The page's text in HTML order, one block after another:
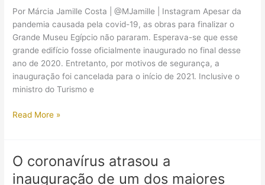
para
equipes
de
arqueologia
Por Márcia Jamille Costa | @MJamille | Instagram Apesar da
pandemia causada pela covid-19, as obras para finalizar o
Grande Museu Egípcio não pararam. Esperava-se que esse
grande edifício fosse oficialmente inaugurado no final desse
ano de 2020. Entretanto, por motivos de segurança, a
inauguração foi cancelada para o início de 2021. Inclusive o
ministro do Turismo e
Apesar
inauguração,
obras
Read More »
O coronavírus atrasou a
inauguração de um dos maiores